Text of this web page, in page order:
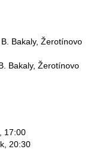
Bakaly, Žerotínovo
Bakaly, Žerotínovo
17:00
20:30